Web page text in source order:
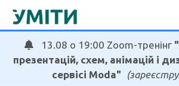
Перейти
13.08 о 19:00 Zoom-тренінг
презентацій, схем, анімацій і
сервісі Moda"